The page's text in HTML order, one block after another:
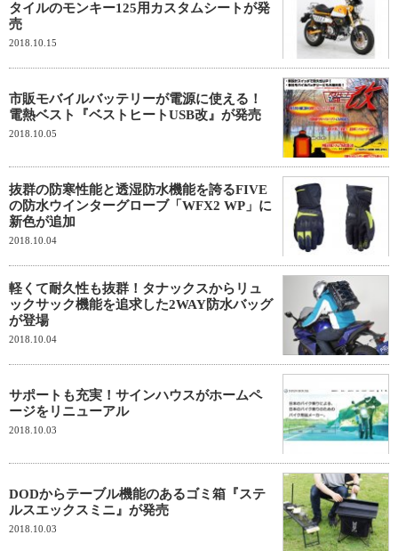
タイルのモンキー125用カスタムシートが発
売
2018.10.15
市販モバイルバッテリーが電源に使える！
電熱ベスト『ベストヒートUSB改』が発売
2018.10.05
抜群の防寒性能と透湿防水機能を誇るFIVE
の防水ウインターグローブ「WFX2 WP」に
新色が追加
2018.10.04
軽くて耐久性も抜群！タナックスからリュ
ックサック機能を追求した2WAY防水バッグ
が登場
2018.10.04
サポートも充実！サインハウスがホームペ
ージをリニューアル
2018.10.03
DODからテーブル機能のあるゴミ箱『ステ
ルスエックスミニ』が発売
2018.10.03